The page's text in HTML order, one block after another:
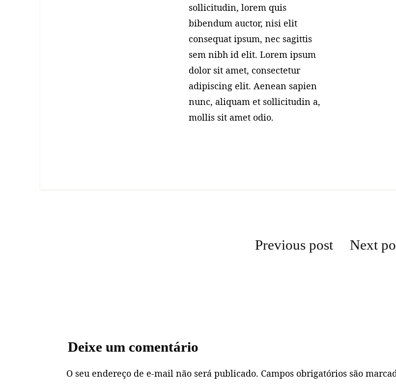
sollicitudin, lorem quis
bibendum auctor, nisi elit
consequat ipsum, nec sagittis
sem nibh id elit. Lorem ipsum
dolor sit amet, consectetur
adipiscing elit. Aenean sapien
nunc, aliquam et sollicitudin a,
mollis sit amet odio.
Navegação
Previous post Next
Deixe um comentário
O seu endereço de e-mail não será publicado. Campos obrigatórios são